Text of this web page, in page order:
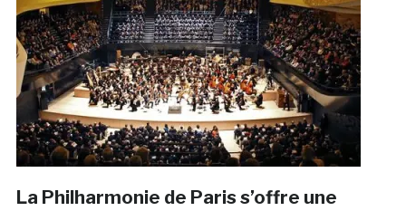
La Philharmonie de Paris s’offre une